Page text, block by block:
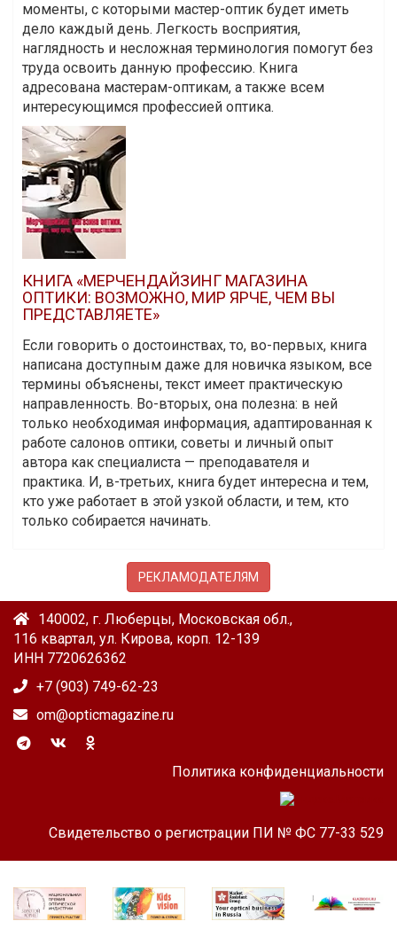
моменты, с которыми мастер-оптик будет иметь
дело каждый день. Легкость восприятия,
наглядность и несложная терминология помогут без
труда освоить данную профессию. Книга
адресована мастерам-оптикам, а также всем
интересующимся профессией оптика.
КНИГА «МЕРЧЕНДАЙЗИНГ МАГАЗИНА
ОПТИКИ: ВОЗМОЖНО, МИР ЯРЧЕ, ЧЕМ ВЫ
ПРЕДСТАВЛЯЕТЕ»
Если говорить о достоинствах, то, во-первых, книга
написана доступным даже для новичка языком, все
термины объяснены, текст имеет практическую
направленность. Во-вторых, она полезна: в ней
только необходимая информация, адаптированная к
работе салонов оптики, советы и личный опыт
автора как специалиста — преподавателя и
практика. И, в-третьих, книга будет интересна и тем,
кто уже работает в этой узкой области, и тем, кто
только собирается начинать.
РЕКЛАМОДАТЕЛЯМ
140002, г. Люберцы, Московская обл.,
116 квартал, ул. Кирова, корп. 12-139
ИНН 7720626362
+7 (903) 749-62-23
om@opticmagazine.ru
Политика конфиденциальности
Свидетельство о регистрации ПИ № ФС 77-33 529